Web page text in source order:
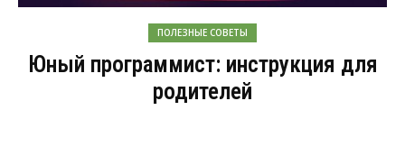
ПОЛЕЗНЫЕ СОВЕТЫ
Юный программист: инструкция для
родителей